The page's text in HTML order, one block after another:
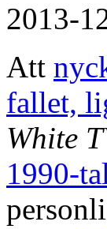
2013-
Att
fallet,
White
1990-